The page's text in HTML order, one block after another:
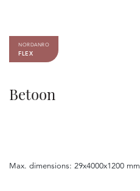
Betoon
NORDANRO
FLEX
Max. dimensions: 29x4000x1200 mm